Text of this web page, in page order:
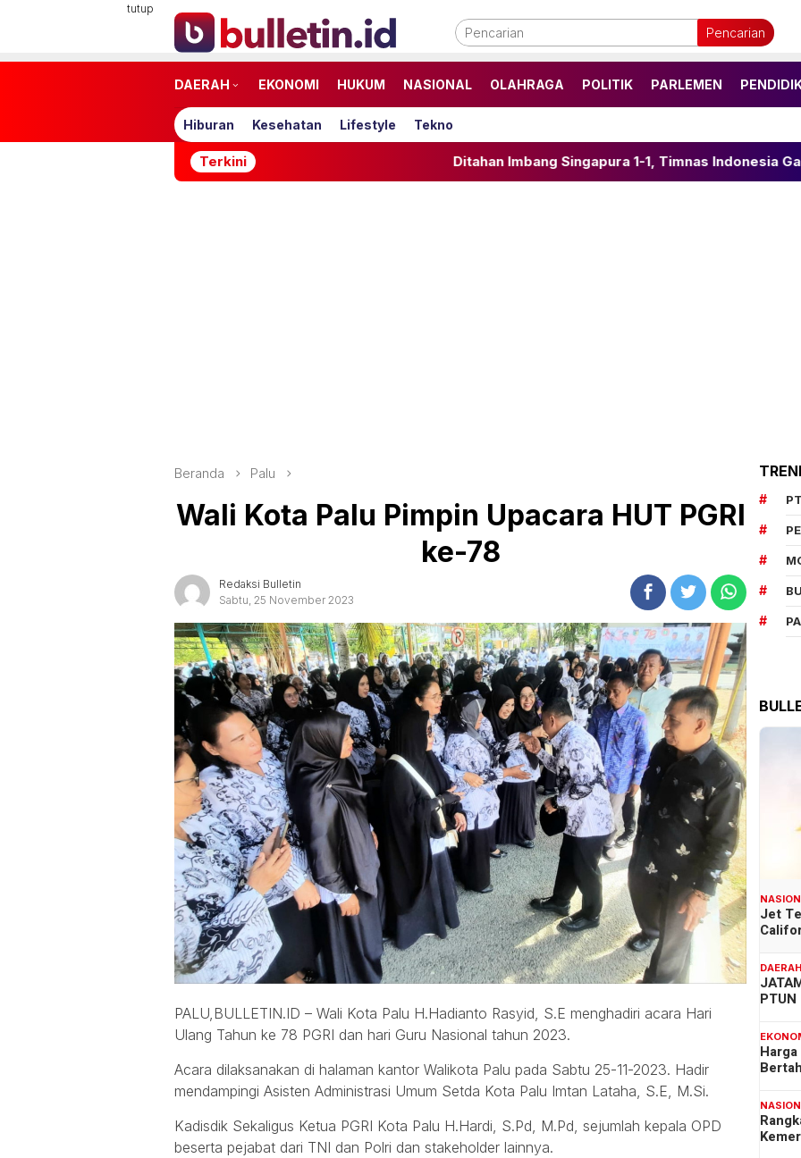
tutup
Pencarian
DAERAH EKONOMI HUKUM NASIONAL OLAHRAGA POLITIK PARLEMEN
Hiburan Kesehatan Lifestyle Tekno
Terkini Ditahan Imbang Singapura 1-1, Timnas Indonesia Gagal ke
Beranda Palu
Wali Kota Palu Pimpin Upacara HUT PGRI
ke-78
Redaksi Bulletin
Sabtu, 25 November 2023
PALU,BULLETIN.ID – Wali Kota Palu H.Hadianto Rasyid, S.E menghadiri acara Hari
Ulang Tahun ke 78 PGRI dan hari Guru Nasional tahun 2023.
Acara dilaksanakan di halaman kantor Walikota Palu pada Sabtu 25-11-2023. Hadir
mendampingi Asisten Administrasi Umum Setda Kota Palu Imtan Lataha, S.E, M.Si.
Kadisdik Sekaligus Ketua PGRI Kota Palu H.Hardi, S.Pd, M.Pd, sejumlah kepala OPD
beserta pejabat dari TNI dan Polri dan stakeholder lainnya.
Jet